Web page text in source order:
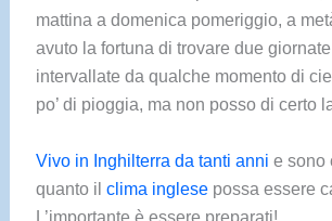
mattina a domenica pomeriggio, a
avuto la fortuna di trovare due
intervallate da qualche momento di
po’ di pioggia, ma non posso di certo
Vivo in Inghilterra da tanti anni e sono
quanto il clima inglesepossa essere
L’importante è essere preparati!